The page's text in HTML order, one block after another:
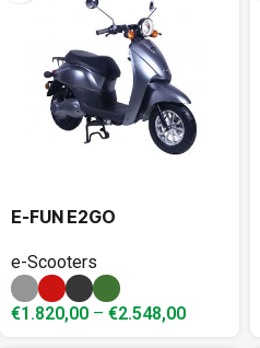
E-FUN E2GO
e-Scooters
€1.820,00 – €2.548,00